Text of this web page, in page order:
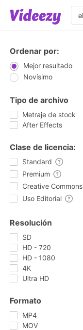
Ordenar por:
Mejor resultado
Novísimo
Tipo de archivo
Metraje de stock
After Effects
Clase de licencia:
Standard
Premium
Creative Commons
Uso Editorial
Resolución
SD
HD - 720
HD - 1080
4K
Ultra HD
Formato
MP4
MOV